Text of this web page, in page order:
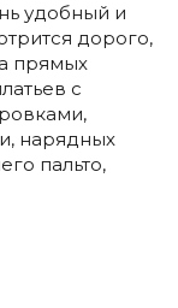
удобный и
дорого,
прямых
с
нарядных
пальто,